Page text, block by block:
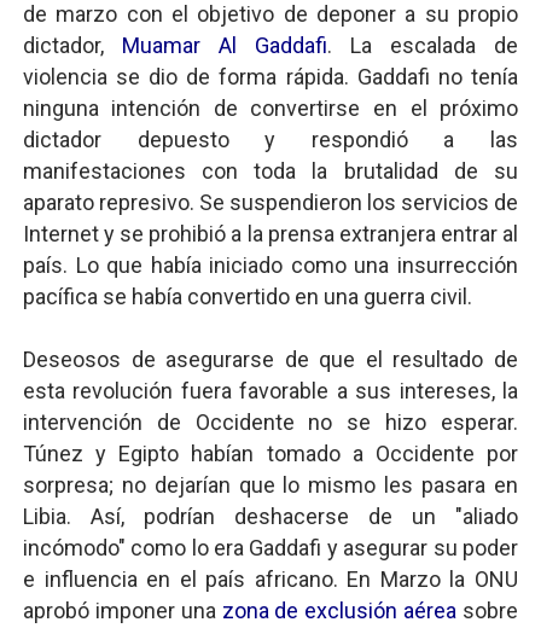
de marzo con el objetivo de deponer a su propio
dictador, Muamar Al Gaddafi. La escalada de
violencia se dio de forma rápida. Gaddafi no tenía
ninguna intención de convertirse en el próximo
dictador depuesto y respondió a las
manifestaciones con toda la brutalidad de su
aparato represivo. Se suspendieron los servicios de
Internet y se prohibió a la prensa extranjera entrar al
país. Lo que había iniciado como una insurrección
pacífica se había convertido en una guerra civil.
Deseosos de asegurarse de que el resultado de
esta revolución fuera favorable a sus intereses, la
intervención de Occidente no se hizo esperar.
Túnez y Egipto habían tomado a Occidente por
sorpresa; no dejarían que lo mismo les pasara en
Libia. Así, podrían deshacerse de un "aliado
incómodo" como lo era Gaddafi y asegurar su poder
e influencia en el país africano. En Marzo la ONU
aprobó imponer una zona de exclusión aérea sobre